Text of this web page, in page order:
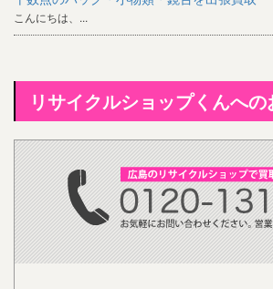
こんにちは、...
リサイクルショップくんへ